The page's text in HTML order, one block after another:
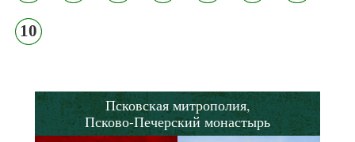
10
Псковская митрополия,
Псково-Печерский монастырь